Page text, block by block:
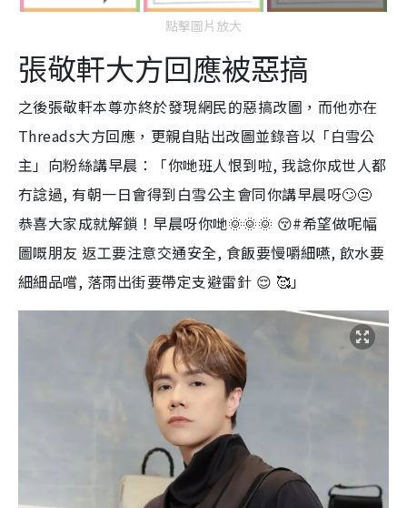
點擊圖片放大
張敬軒大方回應被惡搞
之後張敬軒本尊亦終於發現網民的惡搞改圖，而他亦在
Threads大方回應，更親自貼出改圖並錄音以「白雪公
主」向粉絲講早晨：「你哋班人恨到啦, 我諗你成世人都
冇諗過, 有朝一日會得到白雪公主會同你講早晨呀🙄😒
恭喜大家成就解鎖！早晨呀你哋🌞🌞🌞 😚#希望做呢幅
圖嘅朋友 返工要注意交通安全, 食飯要慢嚼細嚥, 飲水要
細細品嚐, 落雨出街要帶定支避雷針 😌 🥰」